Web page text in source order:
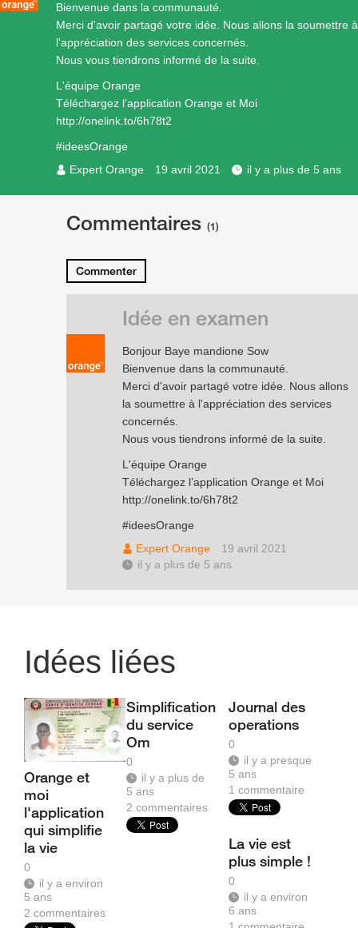
Bienvenue dans la communauté.
Merci d'avoir partagé votre idée. Nous allons la soumettre à
l'appréciation des services concernés.
Nous vous tiendrons informé de la suite.
L'équipe Orange
Téléchargez l’application Orange et Moi
http://onelink.to/6h78t2
#ideesOrange
Expert Orange
19 avril 2021 il y a plus de 5 ans
Commentaires (1)
Commenter
Bonjour Baye mandione Sow
Bienvenue dans la communauté.
Merci d'avoir partagé votre idée. Nous allons
la soumettre à l'appréciation des services
concernés.
Nous vous tiendrons informé de la suite.
L'équipe Orange
Téléchargez l’application Orange et Moi
http://onelink.to/6h78t2
#ideesOrange
Expert Orange
19 avril 2021
il y a plus de 5 ans
Idée en examen
Idées liées
Orange et
moi
l'application
qui simplifie
la vie
0
il y a environ
5 ans
2 commentaires
Simplification
du service
Om
0
il y a plus de
5 ans
2commentaires
Journal des
operations
0
il y a presque
5 ans
1commentaire
La vie est
plus simple !
0
il y a environ
6 ans